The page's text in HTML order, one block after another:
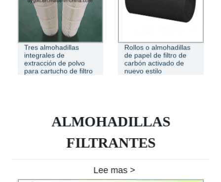
Tres almohadillas
integrales de
extracción de polvo
para cartucho de filtro
Rollos o almohadillas
de papel de filtro de
carbón activado de
nuevo estilo
ALMOHADILLAS
FILTRANTES
Lee mas >